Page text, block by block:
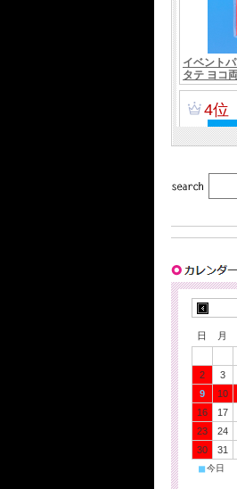
日 月
2
3
9
10
16
17
23
24
30
31
■ 今日